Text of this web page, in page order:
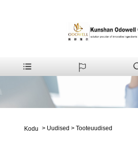
Kodu > Uudised > Tooteuudised